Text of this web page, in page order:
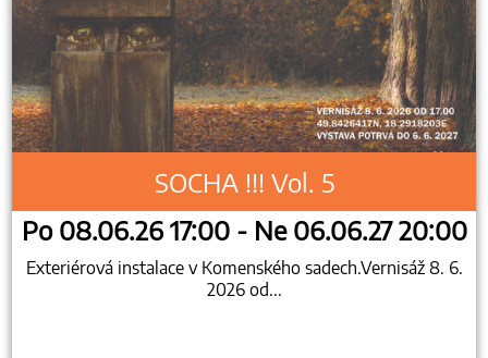
SOCHA !!! Vol. 5
Po 08.06.26 17:00 - Ne 06.06.27 20:00
Exteriérová instalace v Komenského sadech.Vernisáž 8. 6.
2026 od...